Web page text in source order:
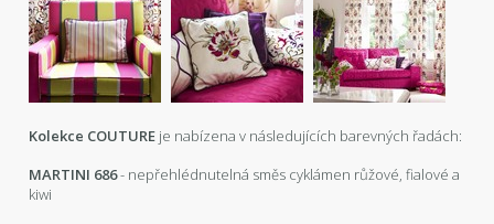
Kolekce COUTURE je nabízena v následujících barevných řadách:
MARTINI 686- nepřehlédnutelná směs cyklámen růžové, fialové a
kiwi